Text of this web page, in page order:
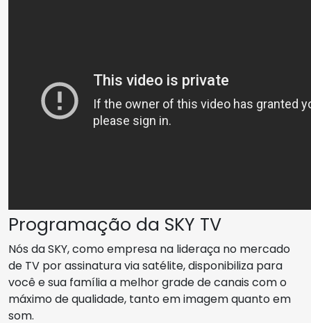
Programação da SKY TV
Nós da SKY, como empresa na lideraça no mercado
de TV por assinatura via satélite, disponibiliza para
você e sua família a melhor grade de canais com o
máximo de qualidade, tanto em imagem quanto em
som.